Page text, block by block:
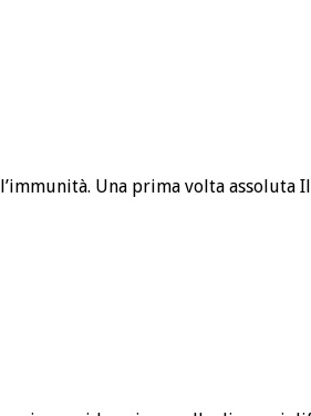
Una prima volta assoluta